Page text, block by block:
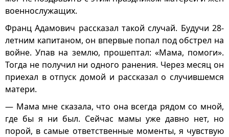
военнослужащих.
Франц Адамович рассказал такой случай. Будучи 28-
летним капитаном, он впервые попал под обстрел на
войне. Упав на землю, прошептал: «Мама, помоги».
Тогда не получил ни одного ранения. Через месяц он
приехал в отпуск домой и рассказал о случившемся
матери.
— Мама мне сказала, что она всегда рядом со мной,
где бы я ни был. Сейчас мамы уже давно нет, но
порой, в самые ответственные моменты, я чувствую